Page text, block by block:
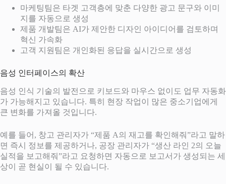
마케팅팀은 타겟 고객층에 맞춘 다양한 광고 문구와 이미
지를 자동으로 생성
제품 개발팀은 AI가 제안한 디자인 아이디어를 검토하며
혁신 가속화
고객 지원팀은 개인화된 응답을 실시간으로 생성
음성 인터페이스의 확산
음성 인식 기술의 발전으로 키보드와 마우스 없이도 업무 자동화
가 가능해지고 있습니다. 특히 현장 작업이 많은 중소기업에게
큰 변화를 가져올 것입니다.
예를 들어, 창고 관리자가 “제품 A의 재고를 확인해줘”라고 말하
면 즉시 정보를 제공하거나, 공장 관리자가 “생산 라인 2의 오늘
실적을 보고해줘”라고 요청하면 자동으로 보고서가 생성되는 세
상이 곧 현실이 될 수 있습니다.